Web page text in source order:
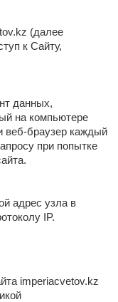
(далее
к Сайту,
данных,
на компьютере
веб-браузер каждый
при попытке
адрес узла в
IP.
imperiacvetov.kz